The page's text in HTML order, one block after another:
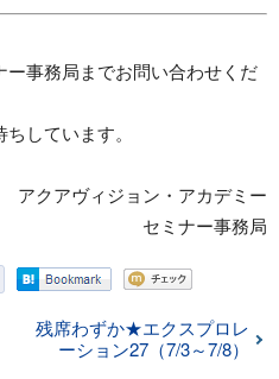
事務局までお問い合わせくだ
しています。
アクアヴィジョン・アカデミー
セミナー事務局
残席わずか★エクスプロレ
ーション27（7/3～7/8）